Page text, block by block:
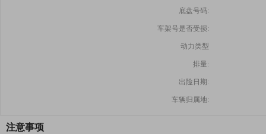
底盘号码:
车架号是否受损:
动力类型
排量:
出险日期:
车辆归属地:
注意事项